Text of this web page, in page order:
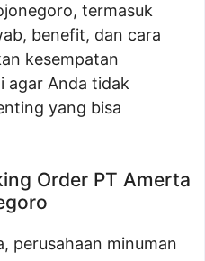
termasuk
benefit, dan cara
kesempatan
agar Anda tidak
yang bisa
Order PT Amerta
perusahaan minuman